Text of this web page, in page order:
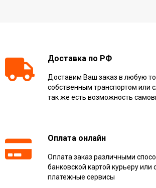
Доставка по РФ
Доставим Ваш заказ в любую
собственным транспортом или
так же есть возможность
Оплата онлайн
Оплата заказ различными
банковской картой курьеру или
платежные сервисы